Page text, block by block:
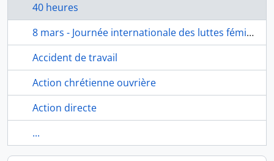
40 heures
8 mars - Journée internationale des luttes féministes
Accident de travail
Action chrétienne ouvrière
Action directe
...